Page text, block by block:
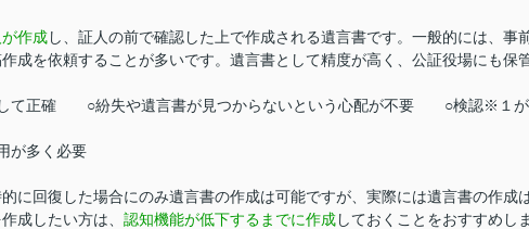
作成し、証人の前で確認した上で作成される遺言書です。一般的には、事
成を依頼することが多いです。遺言書として精度が高く、公証役場にも保
して正確 ○紛失や遺言書が見つからないという心配が不要 ○検認※１が
が多く必要
に回復した場合にのみ遺言書の作成は可能ですが、実際には遺言書の作成
成したい方は、 認知機能が低下するまでに作成しておくことをおすすめしま